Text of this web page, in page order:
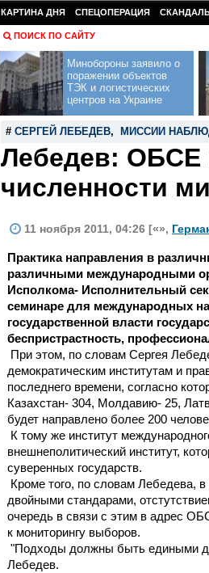
КАРТИНА ДНЯ СПЕЦОПЕРАЦИЯ
ПОИСК ПО САЙТУ
Минобороны заявило о
поражении объектов
ТЭК и логистических
центров на Украине
# СЕРГЕЙ ЛЕБЕДЕВ, МИССИИ
Лебедев: ОБСЕ
численности
11 ноября 2011, 04:26 [«»,
Практика направления в
различными международными
Исполкома- Исполнительный
семинаре для международных
государственной власти
беспристрастность,
При этом, по словам Сергея
демократическим институтам и
последнего времени, согласно
Казахстан- 304, Молдавию- 25,
будет направлено более 200
К тому же институт
внешнеполитический институт,
суверенных государств.
Кроме того, по словам Лебедева,
двойными стандарами,
очередь в связи с этим в адрес
к мониторингу выборов.
"Подходы должны быть едиными
Лебедев.